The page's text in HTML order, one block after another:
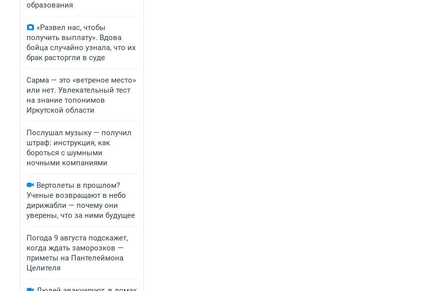
образования
«Развел нас, чтобы
получить выплату». Вдова
бойца случайно узнала, что их
брак расторгли в суде
Сарма — это «ветреное место»
или нет. Увлекательный тест
на знание топонимов
Иркутской области
Послушал музыку — получил
штраф: инструкция, как
бороться с шумными
ночными компаниями
Вертолеты в прошлом?
Ученые возвращают в небо
дирижабли — почему они
уверены, что за ними будущее
Погода 9 августа подскажет,
когда ждать заморозков —
приметы на Пантелеймона
Целителя